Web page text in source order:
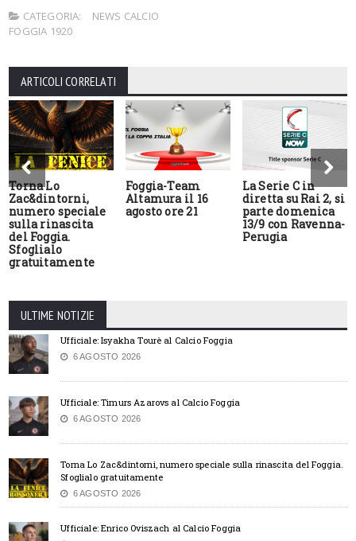
CATEGORIA:
NEWS CALCIO
FOGGIA 1920
ARTICOLI CORRELATI
Torna Lo
Zac&dintorni,
numero speciale
sulla rinascita
del Foggia.
Sfoglialo
gratuitamente
Foggia-Team
Altamura il 16
agosto ore 21
La Serie C in
diretta su Rai 2, si
parte domenica
13/9 con Ravenna-
Perugia
ULTIME NOTIZIE
Ufficiale: Isyakha Tourè al Calcio Foggia
6 AGOSTO 2026
Ufficiale: Timurs Azarovs al Calcio Foggia
6 AGOSTO 2026
Torna Lo Zac&dintorni, numero speciale sulla rinascita del Foggia.
Sfoglialo gratuitamente
6 AGOSTO 2026
Ufficiale: Enrico Oviszach al Calcio Foggia